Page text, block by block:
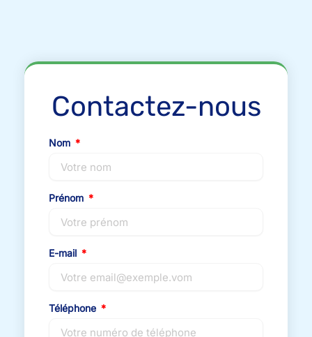
Contactez-nous
Nom
Prénom
E-mail
Téléphone